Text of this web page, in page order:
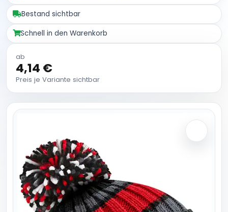
Bestand sichtbar
Schnell in den Warenkorb
ab
4,14 €
Preis je Variante sichtbar